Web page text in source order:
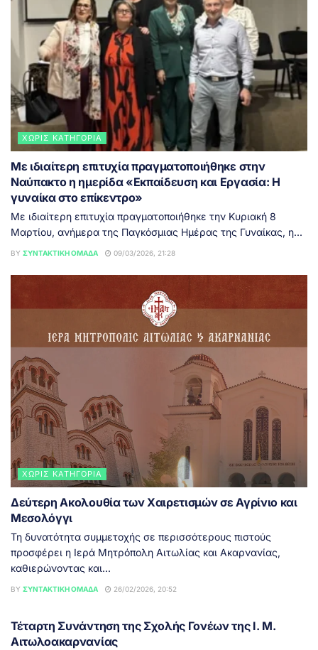
ΧΩΡΊΣ ΚΑΤΗΓΟΡΊΑ
Με ιδιαίτερη επιτυχία πραγματοποιήθηκε στην
Ναύπακτο η ημερίδα «Εκπαίδευση και Εργασία: Η
γυναίκα στο επίκεντρο»
Με ιδιαίτερη επιτυχία πραγματοποιήθηκε την Κυριακή 8
Μαρτίου, ανήμερα της Παγκόσμιας Ημέρας της Γυναίκας, η...
BY ΣΥΝΤΑΚΤΙΚΉ ΟΜΆΔΑ 09/03/2026, 21:28
ΧΩΡΊΣ ΚΑΤΗΓΟΡΊΑ
Δεύτερη Ακολουθία των Χαιρετισμών σε Αγρίνιο και
Μεσολόγγι
Τη δυνατότητα συμμετοχής σε περισσότερους πιστούς
προσφέρει η Ιερά Μητρόπολη Αιτωλίας και Ακαρνανίας,
καθιερώνοντας και...
BY ΣΥΝΤΑΚΤΙΚΉ ΟΜΆΔΑ 26/02/2026, 20:52
Τέταρτη Συνάντηση της Σχολής Γονέων της Ι. Μ.
Αιτωλοακαρνανίας